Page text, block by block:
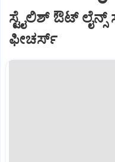
ಸ್ಟೈಲಿಶ್‌ ಔಟ್‌
ಫೀಚರ್ಸ್‌